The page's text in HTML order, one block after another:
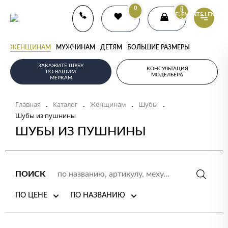
0
{{
ELEMENTS.LENGTH
}}
ЖЕНЩИНАМ МУЖЧИНАМ ДЕТЯМ БОЛЬШИЕ РАЗМЕРЫ
ЗАКАЖИТЕ ШУБУ
ПО ВАШИМ
МЕРКАМ
КОНСУЛЬТАЦИЯ
МОДЕЛЬЕРА
Главная . Каталог . Женщинам . Шубы .
Шубы из пушнины
ШУБЫ ИЗ ПУШНИНЫ
ПОИСК
ПО ЦЕНЕ ПО НАЗВАНИЮ